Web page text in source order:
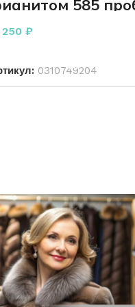
585
грамма 16.5 р
250₽
0310749204